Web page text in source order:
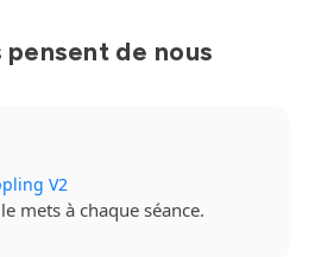
pensent de nous
V2
mets à chaque séance.